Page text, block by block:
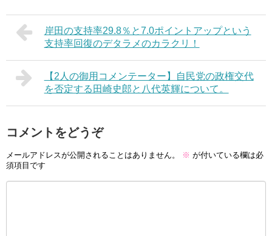
岸田の支持率29.8％と7.0ポイントアップという
支持率回復のデタラメのカラクリ！
【2人の御用コメンテーター】自民党の政権交代
を否定する田崎史郎と八代英輝について。
コメントをどうぞ
メールアドレスが公開されることはありません。 ※ が付いている欄は必
須項目です